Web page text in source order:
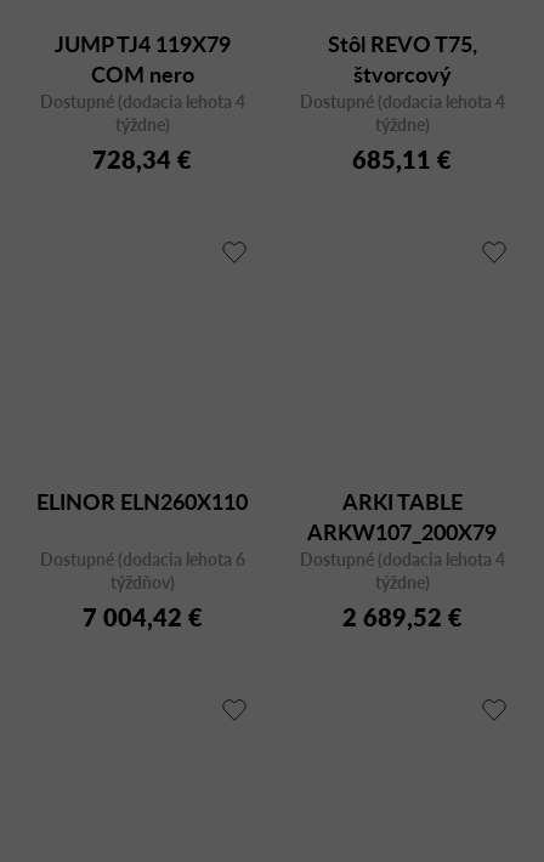
JUMP TJ4 119X79
COM nero
Dostupné (dodacia lehota 4
týždne)
728,34 €
Stôl REVO T75,
štvorcový
Dostupné (dodacia lehota 4
týždne)
685,11 €
ELINOR ELN260X110
Dostupné (dodacia lehota 6
týždňov)
7 004,42 €
ARKI TABLE
ARKW107_200X79
Dostupné (dodacia lehota 4
týždne)
2 689,52 €